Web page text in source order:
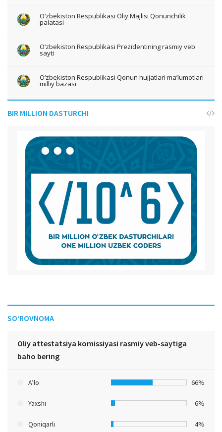
O‘zbekiston Respublikasi Oliy Majlisi Qonunchilik
palatasi
O‘zbekiston Respublikasi Prezidentining rasmiy veb
sayti
O‘zbekiston Respublikasi Qonun hujjatlari ma’lumotlari
milliy bazasi
BIR MILLION DASTURCHI
SO‘ROVNOMA
Oliy attestatsiya komissiyasi rasmiy veb-saytiga
baho bering
A’lo 66%
Yaxshi 6%
Qoniqarli 4%